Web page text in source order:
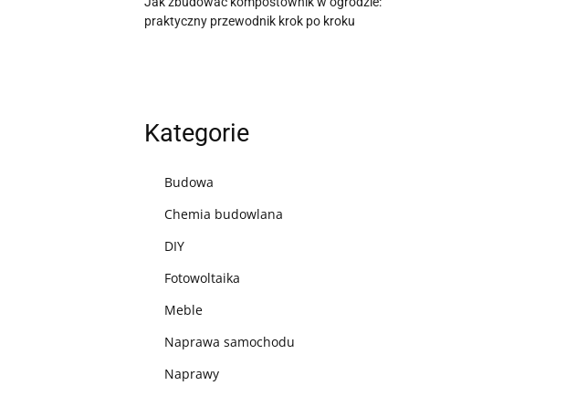
praktyczny przewodnik krok po kroku
Kategorie
Budowa
Chemia budowlana
DIY
Fotowoltaika
Meble
Naprawa samochodu
Naprawy